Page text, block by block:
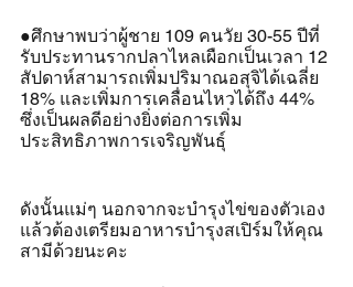
●ศึกษาพบว่าผู้ชาย 109 คนวัย 30-55 ปีที่
รับประทานรากปลาไหลเผือกเป็นเวลา 12
สัปดาห์สามารถเพิ่มปริมาณอสุจิได้เฉลี่ย
18% และเพิ่มการเคลื่อนไหวได้ถึง 44%
ซึ่งเป็นผลดีอย่างยิ่งต่อการเพิ่ม
ประสิทธิภาพการเจริญพันธุ์
ดังนั้นแม่ๆ นอกจากจะบำรุงไข่ของตัวเอง
แล้วต้องเตรียมอาหารบำรุงสเปิร์มให้คุณ
สามีด้วยนะคะ